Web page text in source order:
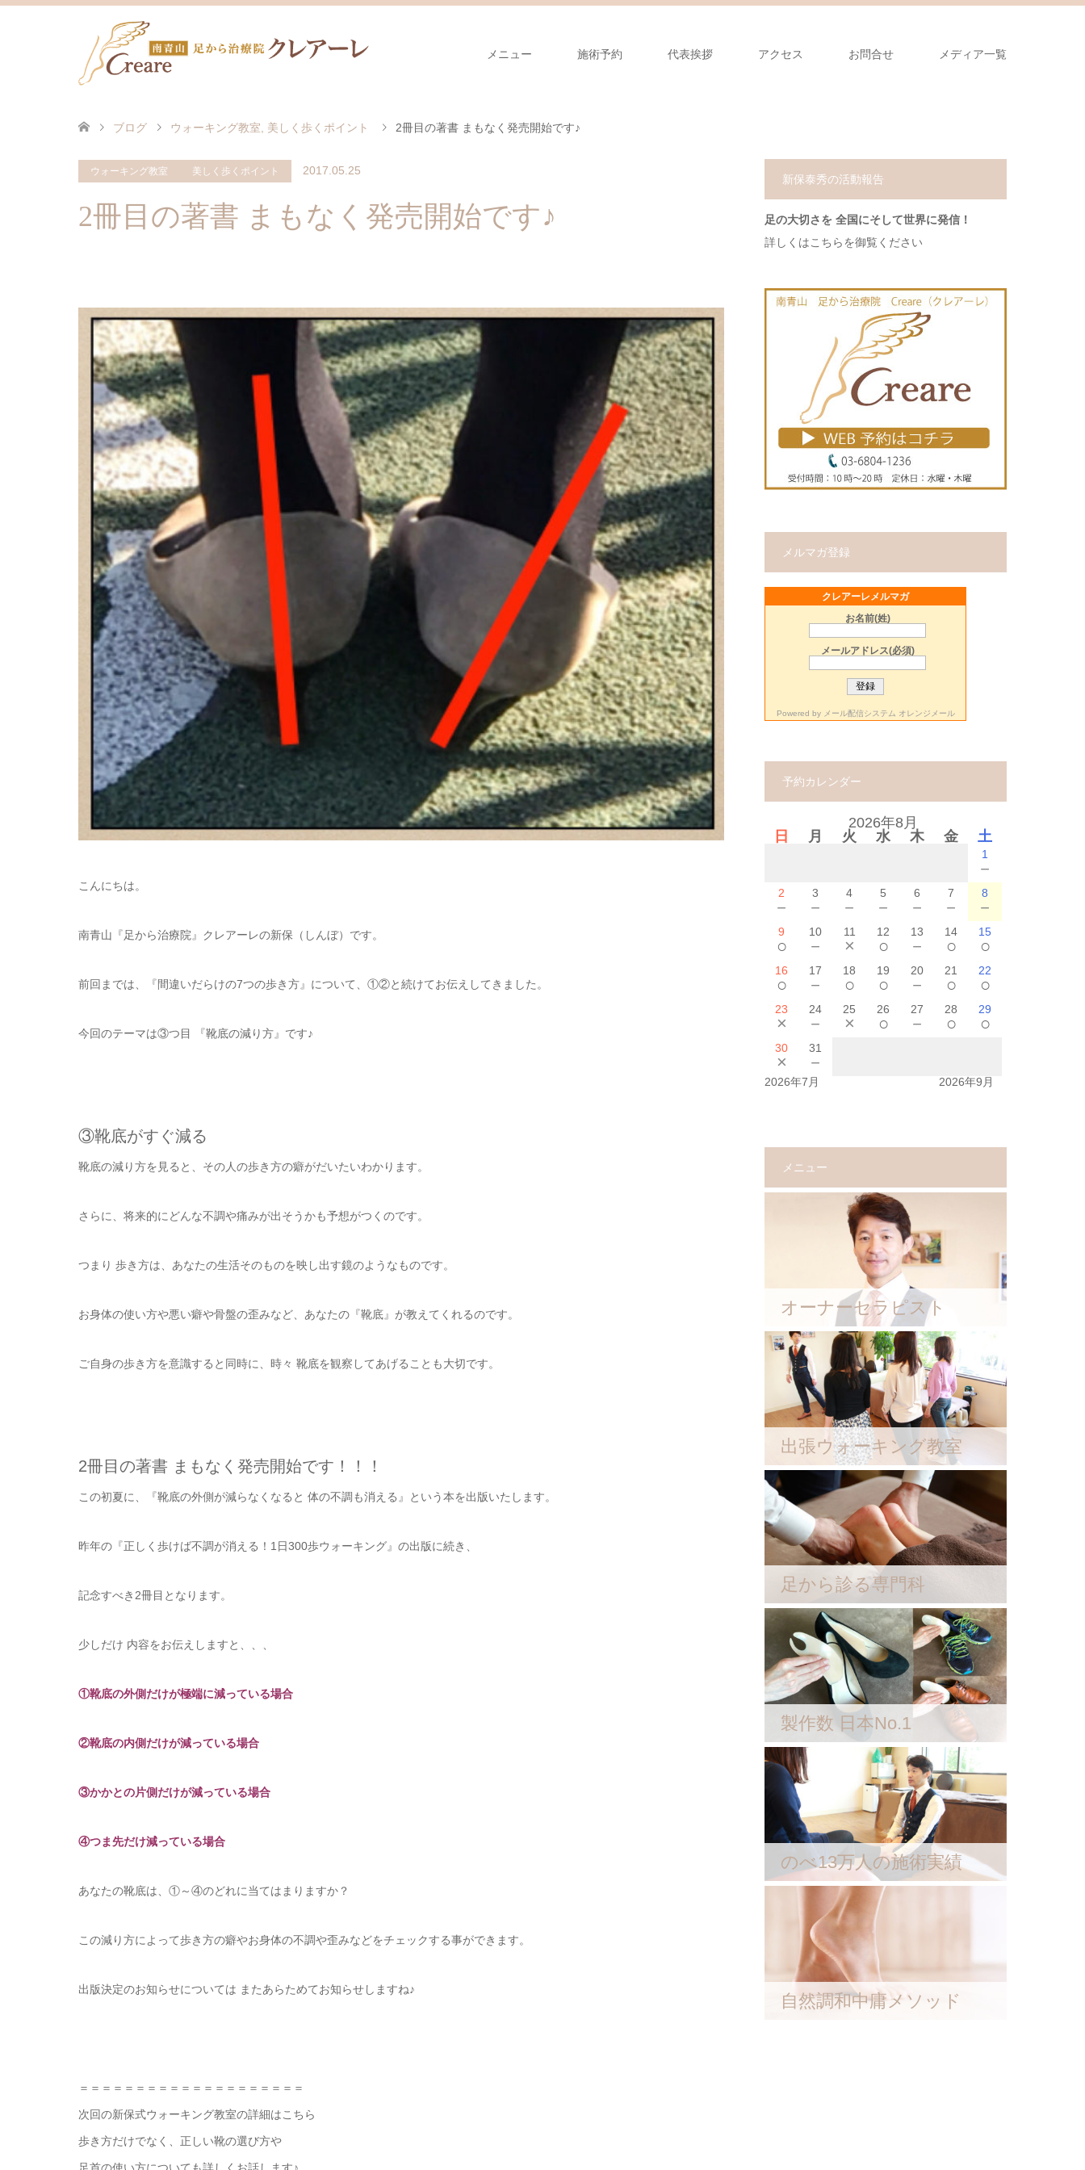
メニュー 施術予約 代表挨拶 アクセス お問合せ メディア一覧
ブログ ウォーキング教室 美しく歩くポイント 2冊目の著書 まもなく発売開始です♪
ウォーキング教室 美しく歩くポイント 2017.05.25
2冊目の著書 まもなく発売開始です♪
こんにちは。
南青山『足から治療院』クレアーレの新保（しんぼ）です。
前回までは、『間違いだらけの7つの歩き方』について、①②と続けてお伝えしてきました。
今回のテーマは③つ目 『靴底の減り方』です♪
③靴底がすぐ減る
靴底の減り方を見ると、その人の歩き方の癖がだいたいわかります。
さらに、将来的にどんな不調や痛みが出そうかも予想がつくのです。
つまり 歩き方は、あなたの生活そのものを映し出す鏡のようなものです。
お身体の使い方や悪い癖や骨盤の歪みなど、あなたの『靴底』が教えてくれるのです。
ご自身の歩き方を意識すると同時に、時々 靴底を観察してあげることも大切です。
2冊目の著書 まもなく発売開始です！！！
この初夏に、『靴底の外側が減らなくなると 体の不調も消える』という本を出版いたします。
昨年の『正しく歩けば不調が消える！1日300歩ウォーキング』の出版に続き、
記念すべき2冊目となります。
少しだけ 内容をお伝えしますと、、、
①靴底の外側だけが極端に減っている場合
②靴底の内側だけが減っている場合
③かかとの片側だけが減っている場合
④つま先だけ減っている場合
あなたの靴底は、①～④のどれに当てはまりますか？
この減り方によって歩き方の癖やお身体の不調や歪みなどをチェックする事ができます。
出版決定のお知らせについては またあらためてお知らせしますね♪
＝＝＝＝＝＝＝＝＝＝＝＝＝＝＝＝＝＝＝＝
次回の新保式ウォーキング教室の詳細はこちら
歩き方だけでなく、正しい靴の選び方や
新保泰秀の活動報告
足の大切さを 全国にそして世界に発信！
詳しくはこちらを御覧ください
メルマガ登録
クレアーレメルマガ
お名前(姓)
メールアドレス(必須)
Powered by メール配信システム オレンジメール
予約カレンダー
2026年8月
日
月 火 水 木 金 土
1
－
2
－
3
－
4
－
5
－
6
－
7
－
8
－
9
○
10
－
11
×
12
○
13
－
14
○
15
○
16
○
17
－
18
○
19
○
20
－
21
○
22
○
23
×
24
－
25
×
26
○
27
－
28
○
29
○
30
×
31
－
2026年7月 2026年9月
メニュー
オーナーセラピスト
出張ウォーキング教室
足から診る専門科
製作数 日本No.1
のべ13万人の施術実績
自然調和中庸メソッド